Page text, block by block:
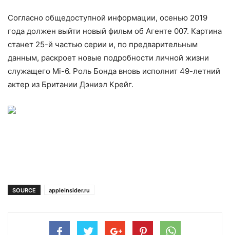
Согласно общедоступной информации, осенью 2019
года должен выйти новый фильм об Агенте 007. Картина
станет 25-й частью серии и, по предварительным
данным, раскроет новые подробности личной жизни
служащего Mi-6. Роль Бонда вновь исполнит 49-летний
актер из Британии Дэниэл Крейг.
SOURCE appleinsider.ru